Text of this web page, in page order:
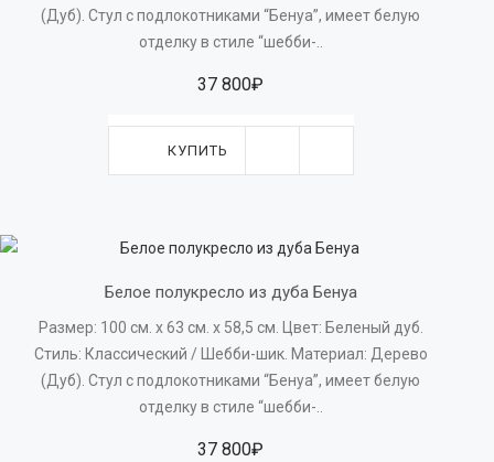
(Дуб). Стул с подлокотниками “Бенуа”, имеет белую
отделку в стиле “шебби-..
37 800₽
КУПИТЬ
Белое полукресло из дуба Бенуа
Размер: 100 см. x 63 см. х 58,5 см. Цвет: Беленый дуб.
Стиль: Классический / Шебби-шик. Материал: Дерево
(Дуб). Стул с подлокотниками “Бенуа”, имеет белую
отделку в стиле “шебби-..
37 800₽